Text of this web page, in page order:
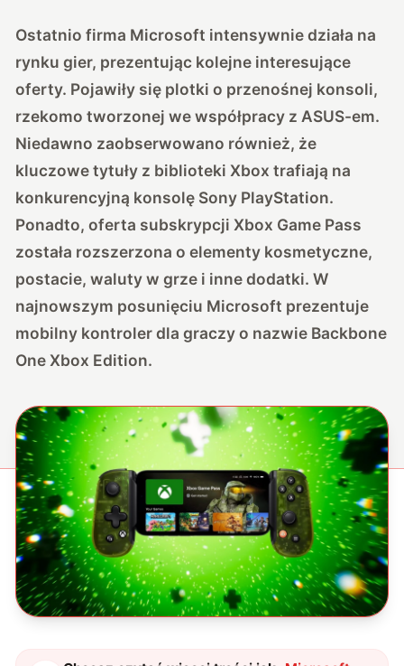
Ostatnio firma Microsoft intensywnie działa na
rynku gier, prezentując kolejne interesujące
oferty. Pojawiły się plotki o przenośnej konsoli,
rzekomo tworzonej we współpracy z ASUS-em.
Niedawno zaobserwowano również, że
kluczowe tytuły z biblioteki Xbox trafiają na
konkurencyjną konsolę Sony PlayStation.
Ponadto, oferta subskrypcji Xbox Game Pass
została rozszerzona o elementy kosmetyczne,
postacie, waluty w grze i inne dodatki. W
najnowszym posunięciu Microsoft prezentuje
mobilny kontroler dla graczy o nazwie Backbone
One Xbox Edition.